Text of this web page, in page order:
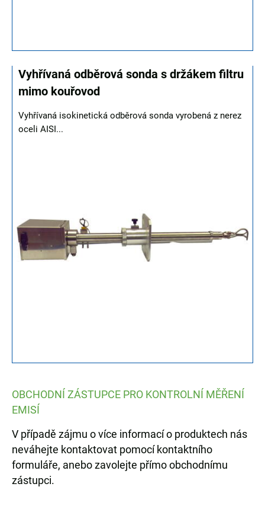
Vyhřívaná odběrová sonda s držákem filtru
mimo kouřovod
Vyhřívaná isokinetická odběrová sonda vyrobená z nerez
oceli AISI...
OBCHODNÍ ZÁSTUPCE PRO KONTROLNÍ MĚŘENÍ
EMISÍ
V případě zájmu o více informací o produktech nás
neváhejte kontaktovat pomocí kontaktního
formuláře, anebo zavolejte přímo obchodnímu
zástupci.